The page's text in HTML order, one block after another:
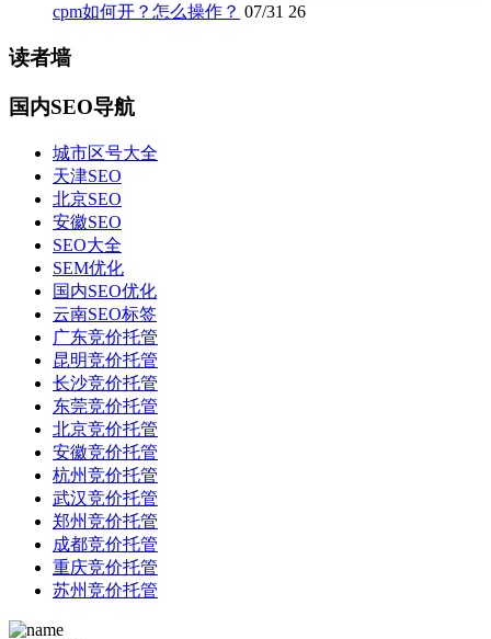
cpm如何开？怎么操作？ 07/31 26
读者墙
国内SEO导航
城市区号大全
天津SEO
北京SEO
安徽SEO
SEO大全
SEM优化
国内SEO优化
云南SEO标签
广东竞价托管
昆明竞价托管
长沙竞价托管
东莞竞价托管
北京竞价托管
安徽竞价托管
杭州竞价托管
武汉竞价托管
郑州竞价托管
成都竞价托管
重庆竞价托管
苏州竞价托管